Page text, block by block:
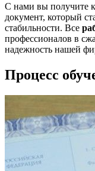
С нами вы получите
документ, который
стабильности. Все
профессионалов в
надежность нашей
Процесс